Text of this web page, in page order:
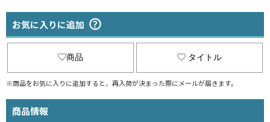
お気に入りに追加
商品 タイトル
※商品をお気に入りに追加すると、再入荷が決まった際にメールが届きます。
商品情報